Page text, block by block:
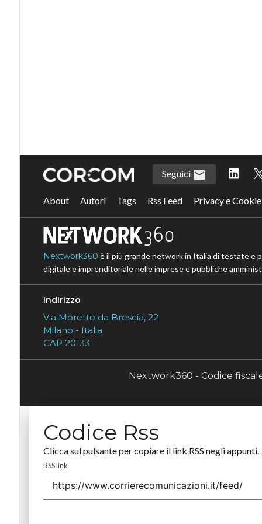
Seguici
About Autori Tags Rss Feed Privacy e
Nextwork360 è il più grande network in Italia di testate e
digitale e imprenditoriale nelle imprese e pubbliche
Indirizzo
Via Moretto da Brescia, 22
Milano - Italia
CAP 20133
Nextwork360 - Codice
Codice Rss
Clicca sul pulsante per copiare il link RSS negli appunti.
RSS link